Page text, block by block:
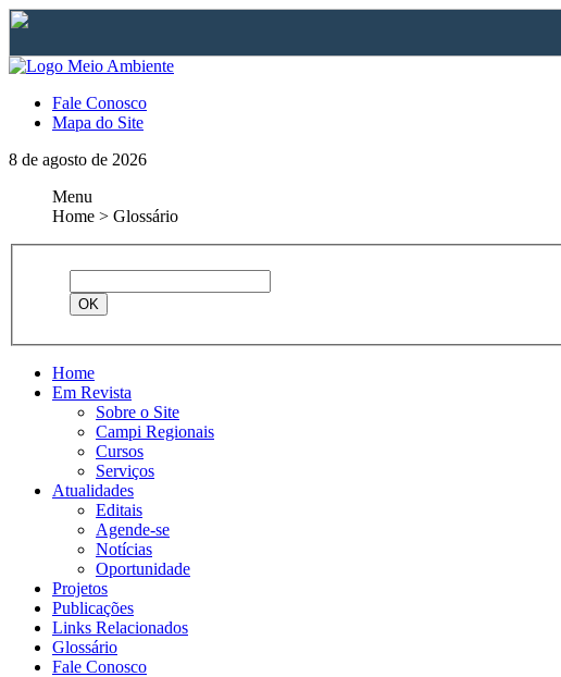
Fale Conosco
Mapa do Site
8 de agosto de 2026
Menu
Home > Glossário
Home
Em Revista
Sobre o Site
Campi Regionais
Cursos
Serviços
Atualidades
Editais
Agende-se
Notícias
Oportunidade
Projetos
Publicações
Links Relacionados
Glossário
Fale Conosco